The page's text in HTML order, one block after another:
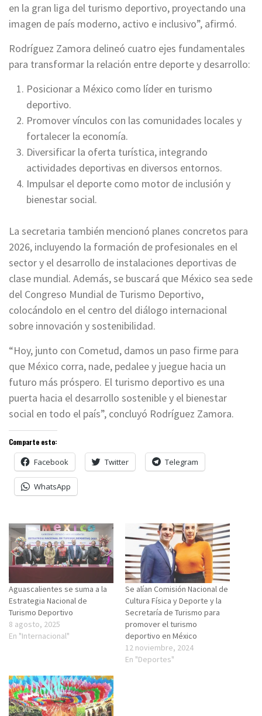
en la gran liga del turismo deportivo, proyectando una
imagen de país moderno, activo e inclusivo”, afirmó.
Rodríguez Zamora delineó cuatro ejes fundamentales
para transformar la relación entre deporte y desarrollo:
Posicionar a México como líder en turismo
deportivo.
Promover vínculos con las comunidades locales y
fortalecer la economía.
Diversificar la oferta turística, integrando
actividades deportivas en diversos entornos.
Impulsar el deporte como motor de inclusión y
bienestar social.
La secretaria también mencionó planes concretos para
2026, incluyendo la formación de profesionales en el
sector y el desarrollo de instalaciones deportivas de
clase mundial. Además, se buscará que México sea sede
del Congreso Mundial de Turismo Deportivo,
colocándolo en el centro del diálogo internacional
sobre innovación y sostenibilidad.
“Hoy, junto con Cometud, damos un paso firme para
que México corra, nade, pedalee y juegue hacia un
futuro más próspero. El turismo deportivo es una
puerta hacia el desarrollo sostenible y el bienestar
social en todo el país”, concluyó Rodríguez Zamora.
Comparte esto:
Facebook Twitter Telegram
WhatsApp
Aguascalientes se suma a la
Estrategia Nacional de
Turismo Deportivo
8 agosto, 2025
En "Internacional"
Se alían Comisión Nacional de
Cultura Física y Deporte y la
Secretaría de Turismo para
promover el turismo
deportivo en México
12 noviembre, 2024
En "Deportes"